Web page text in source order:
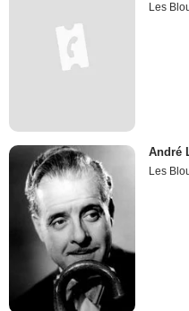
Les
André
Les